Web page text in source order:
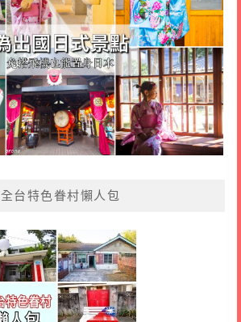
全台特色眷村懶人包